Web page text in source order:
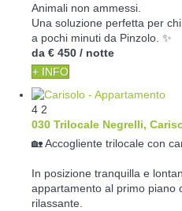
Animali non ammessi.
Una soluzione perfetta per
a pochi minuti da Pinzolo. ✨
da € 450 / notte
+ INFO
4 2
030 Trilocale Negrelli,
🏡 Accogliente trilocale con
In posizione tranquilla e
appartamento al primo piano
rilassante.